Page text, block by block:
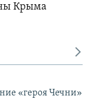
Крыма
«героя Чечни»